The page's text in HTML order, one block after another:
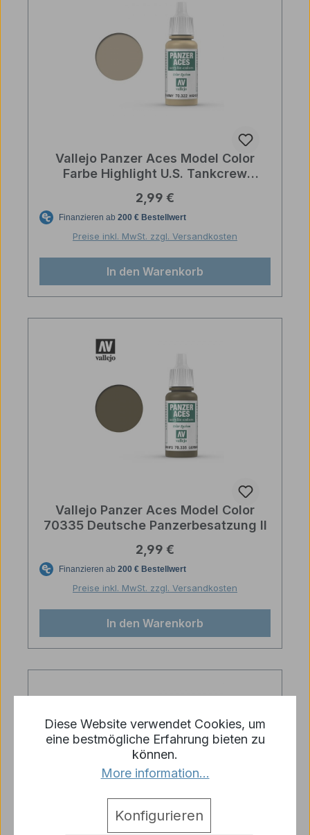
Vallejo Panzer Aces Model Color
Farbe Highlight U.S. Tankcrew
Regulärer Preis:
2,99 €
Preise inkl. MwSt. zzgl. Versandkosten
In den Warenkorb
Vallejo Panzer Aces Model Color
70335 Deutsche Panzerbesatzung II
Regulärer Preis:
2,99 €
Preise inkl. MwSt. zzgl. Versandkosten
In den Warenkorb
Diese Website verwendet Cookies, um
eine bestmögliche Erfahrung bieten zu
können.
More information...
Konfigurieren